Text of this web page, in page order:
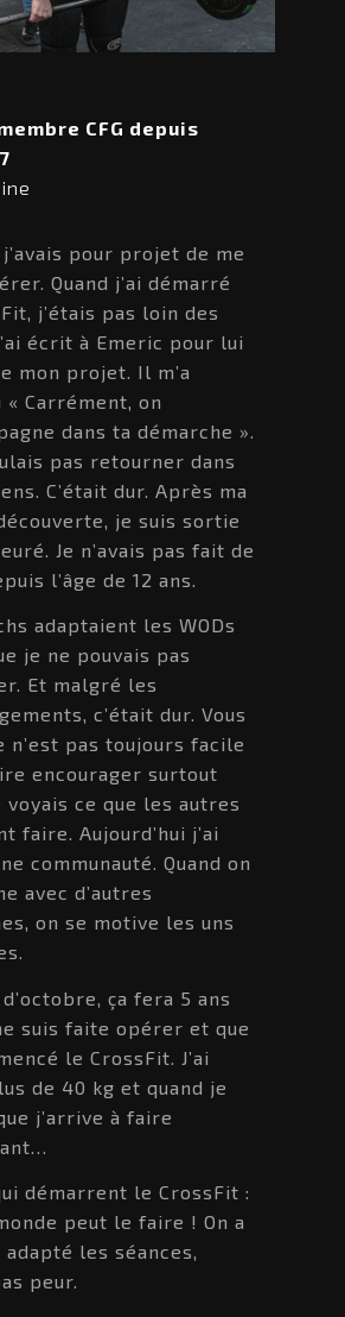
CFG depuis
j’avais pour projet de me
Quand j’ai démarré
j’étais pas loin des
écrit à Emeric pour lui
mon projet. Il m’a
« Carrément, on
dans ta démarche ».
pas retourner dans
C’était dur. Après ma
je suis sortie
Je n’avais pas fait de
l’âge de 12 ans.
adaptaient les WODs
je ne pouvais pas
Et malgré les
c’était dur. Vous
n’est pas toujours facile
encourager surtout
voyais ce que les autres
faire. Aujourd’hui j’ai
communauté. Quand on
avec d’autres
on se motive les uns
ça fera 5 ans
suis faite opérer et que
le CrossFit. J’ai
de 40 kg et quand je
j’arrive à faire
démarrent le CrossFit :
peut le faire ! On a
les séances,
peur.